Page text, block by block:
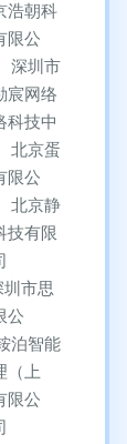
浩朝科
限公
深圳市
宸网络
科技中
北京蛋
限公
北京静
技有限
圳市思
公
泊智能
（上
限公